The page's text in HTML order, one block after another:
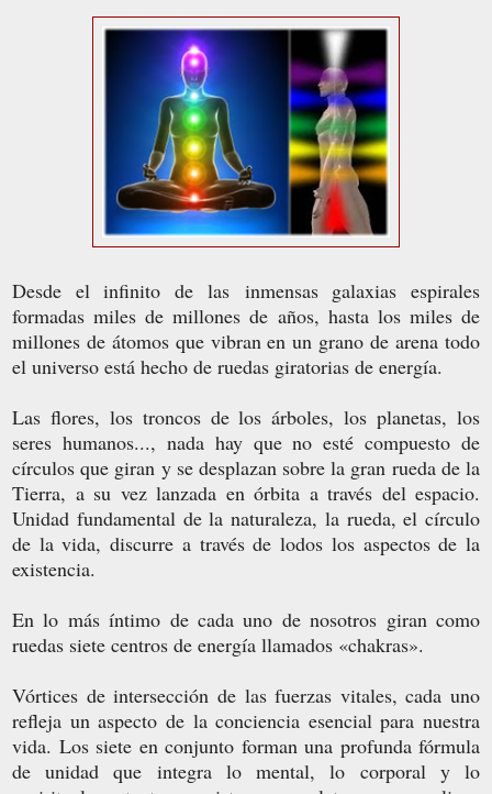
Desde el infinito de las inmensas galaxias espirales
formadas miles de millones de años, hasta los miles de
millones de átomos que vibran en un grano de arena todo
el universo está hecho de ruedas giratorias de energía.
Las flores, los troncos de los árboles, los planetas, los
seres humanos..., nada hay que no esté compuesto de
círculos que giran y se desplazan sobre la gran rueda de la
Tierra, a su vez lanzada en órbita a través del espacio.
Unidad fundamental de la naturaleza, la rueda, el círculo
de la vida, discurre a través de lodos los aspectos de la
existencia.
En lo más íntimo de cada uno de nosotros giran como
ruedas siete centros de energía llamados «chakras».
Vórtices de intersección de las fuerzas vitales, cada uno
refleja un aspecto de la conciencia esencial para nuestra
vida. Los siete en conjunto forman una profunda fórmula
de unidad que integra lo mental, lo corporal y lo